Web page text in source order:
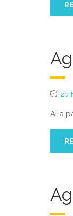
20
Alla